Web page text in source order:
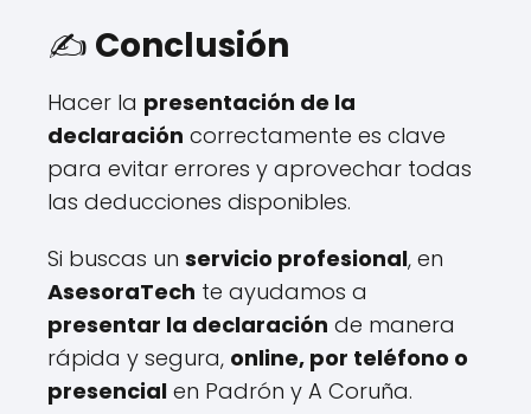
✍️ Conclusión
Hacer la presentación de la
declaración correctamente es clave
para evitar errores y aprovechar todas
las deducciones disponibles.
Si buscas un servicio profesional, en
AsesoraTech te ayudamos a
presentar la declaración de manera
rápida y segura, online, por teléfono o
presencial en Padrón y A Coruña.